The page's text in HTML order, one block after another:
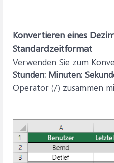
Konvertieren eines
Standardzeitformat
Verwenden Sie zum
Stunden: Minuten:
Operator (/) zusammen